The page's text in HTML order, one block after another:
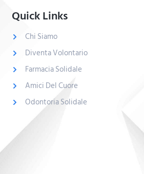
Quick Links
Chi Siamo
Diventa Volontario
Farmacia Solidale
Amici Del Cuore
Odontoria Solidale